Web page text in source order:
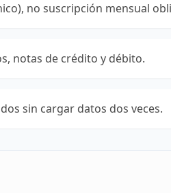
no suscripción mensual
notas de crédito y débito.
sin cargar datos dos veces.